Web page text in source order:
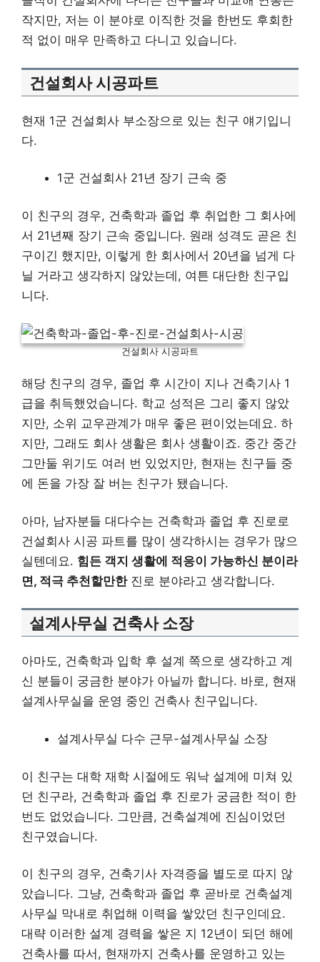
작지만, 저는 이 분야로 이직한 것을 한번도 후회한
적 없이 매우 만족하고 다니고 있습니다.
건설회사 시공파트
현재 1군 건설회사 부소장으로 있는 친구 얘기입니
다.
1군 건설회사 21년 장기 근속 중
이 친구의 경우, 건축학과 졸업 후 취업한 그 회사에
서 21년째 장기 근속 중입니다. 원래 성격도 곧은 친
구이긴 했지만, 이렇게 한 회사에서 20년을 넘게 다
닐 거라고 생각하지 않았는데, 여튼 대단한 친구입
니다.
건설회사 시공파트
해당 친구의 경우, 졸업 후 시간이 지나 건축기사 1
급을 취득했었습니다. 학교 성적은 그리 좋지 않았
지만, 소위 교우관계가 매우 좋은 편이었는데요. 하
지만, 그래도 회사 생활은 회사 생활이죠. 중간 중간
그만둘 위기도 여러 번 있었지만, 현재는 친구들 중
에 돈을 가장 잘 버는 친구가 됐습니다.
아마, 남자분들 대다수는 건축학과 졸업 후 진로로
건설회사 시공 파트를 많이 생각하시는 경우가 많으
실텐데요. 힘든 객지 생활에 적응이 가능하신 분이라
면, 적극 추천할만한진로 분야라고 생각합니다.
설계사무실 건축사 소장
아마도, 건축학과 입학 후 설계 쪽으로 생각하고 계
신 분들이 궁금한 분야가 아닐까 합니다. 바로, 현재
설계사무실을 운영 중인 건축사 친구입니다.
설계사무실 다수 근무-설계사무실 소장
이 친구는 대학 재학 시절에도 워낙 설계에 미쳐 있
던 친구라, 건축학과 졸업 후 진로가 궁금한 적이 한
번도 없었습니다. 그만큼, 건축설계에 진심이었던
친구였습니다.
이 친구의 경우, 건축기사 자격증을 별도로 따지 않
았습니다. 그냥, 건축학과 졸업 후 곧바로 건축설계
사무실 막내로 취업해 이력을 쌓았던 친구인데요.
대략 이러한 설계 경력을 쌓은 지 12년이 되던 해에
건축사를 따서, 현재까지 건축사를 운영하고 있는